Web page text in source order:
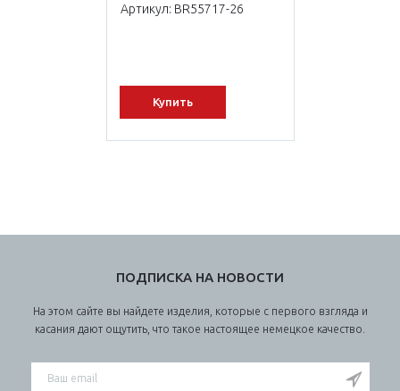
Артикул: BR55717-26
Купить
ПОДПИСКА НА НОВОСТИ
На этом сайте вы найдете изделия, которые с первого взгляда и
касания дают ощутить, что такое настоящее немецкое качество.